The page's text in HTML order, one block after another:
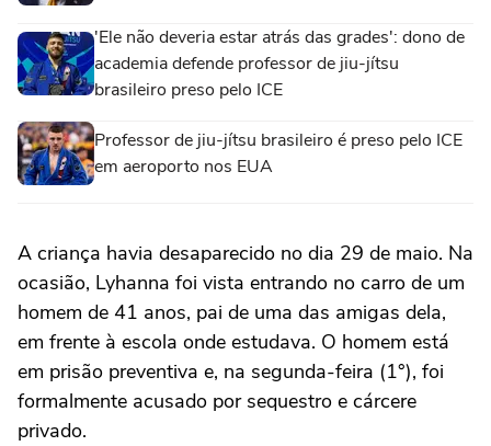
'Ele não deveria estar atrás das grades': dono de
academia defende professor de jiu-jítsu
brasileiro preso pelo ICE
Professor de jiu-jítsu brasileiro é preso pelo ICE
em aeroporto nos EUA
A criança havia desaparecido no dia 29 de maio. Na
ocasião, Lyhanna foi vista entrando no carro de um
homem de 41 anos, pai de uma das amigas dela,
em frente à escola onde estudava. O homem está
em prisão preventiva e, na segunda-feira (1°), foi
formalmente acusado por sequestro e cárcere
privado.